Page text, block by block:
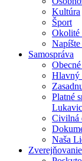
Kultúra
Šport
Okolité
Napíšte
Samospráva
Hlavný
Platné
Civilná
Naša
Zverejňovanie